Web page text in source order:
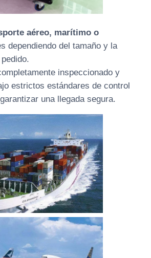
aéreo, marítimo o
dependiendo del tamaño y la
inspeccionado y
estrictos estándares de control
una llegada segura.